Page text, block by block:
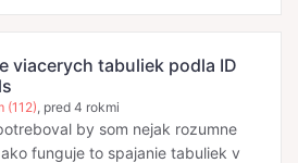
viacerych tabuliek podla ID
(112), pred 4 rokmi
by som nejak rozumne
funguje to spajanie tabuliek v